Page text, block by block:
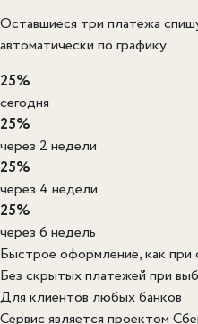
Оставшиеся три платежа
автоматически по графику.
25%
сегодня
25%
через 2 недели
25%
через 4 недели
25%
через 6 недель
Быстрое оформление, как при
Без скрытых платежей при
Для клиентов любых банков
Сервис является проектом